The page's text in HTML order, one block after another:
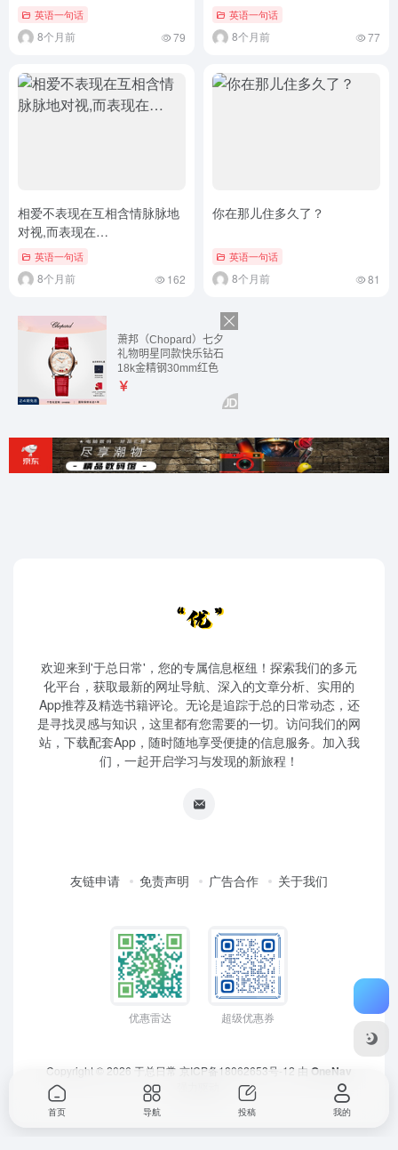
英语一句话
8个月前 79
英语一句话
8个月前 77
相爱不表现在互相含情脉脉地
对视,而表现在…
英语一句话
8个月前 162
你在那儿住多久了？
英语一句话
8个月前 81
欢迎来到'于总日常'，您的专属信息枢纽！探索我们的多元
化平台，获取最新的网址导航、深入的文章分析、实用的
App推荐及精选书籍评论。无论是追踪于总的日常动态，还
是寻找灵感与知识，这里都有您需要的一切。访问我们的网
站，下载配套App，随时随地享受便捷的信息服务。加入我
们，一起开启学习与发现的新旅程！
友链申请 免责声明 广告合作 关于我们
优惠雷达 超级优惠券
Copyright © 2026 于总日常 京ICP备18062653号-12 由 OneNav
首页 导航 投稿 我的